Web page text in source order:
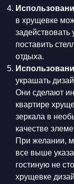
в хрущевке
поставить
отдыха.
украшать
Они сделают
квартире
зеркала в
качестве
При желании,
все выше
гостиную не
хрущевке